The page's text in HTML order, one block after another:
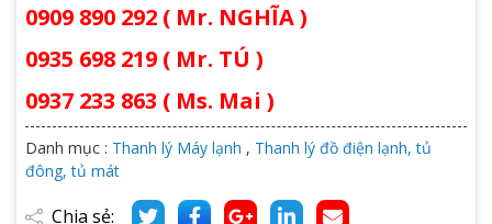
0909 890 292 ( Mr. NGHĨA )
0935 698 219 ( Mr. TÚ )
0937 233 863 ( Ms. Mai )
Danh mục : Thanh lý Máy lạnh , Thanh lý đồ điện lạnh, tủ
đông, tủ mát
Chia sẻ: